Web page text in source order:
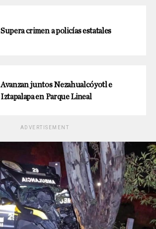
Supera crimen a policías estatales
Avanzan juntos Nezahualcóyotl e
Iztapalapa en Parque Lineal
ADVERTISEMENT